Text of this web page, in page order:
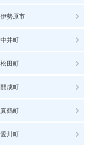
伊勢原市
中井町
松田町
開成町
真鶴町
愛川町